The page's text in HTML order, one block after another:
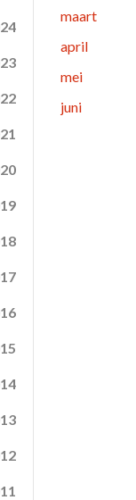
maart
april
mei
juni